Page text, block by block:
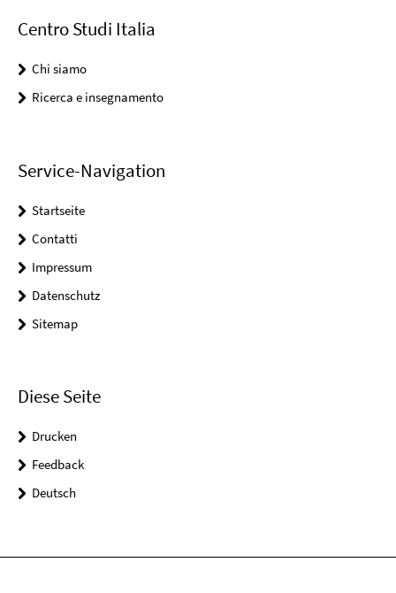
Centro Studi Italia
Chi siamo
Ricerca e insegnamento
Service-Navigation
Startseite
Contatti
Impressum
Datenschutz
Sitemap
Diese Seite
Drucken
Feedback
Deutsch